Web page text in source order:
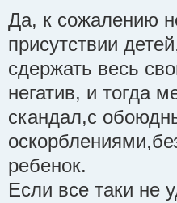
Да, к сожалению
присутствии
сдержать весь
негатив, и тогда
скандал,с
ребенок.
Если все таки не